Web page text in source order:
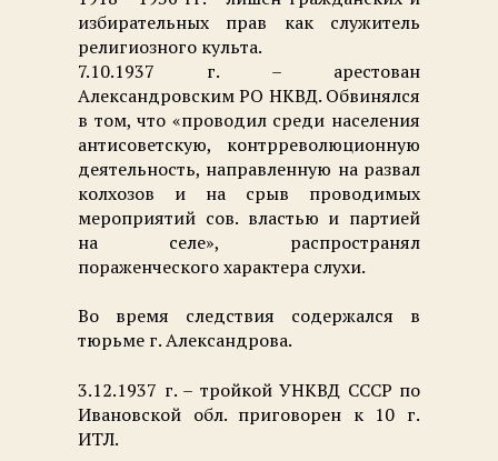
избирательных прав как служитель
религиозного культа.
7.10.1937 г. – арестован
Александровским РО НКВД. Обвинялся
в том, что «проводил среди населения
антисоветскую, контрреволюционную
деятельность, направленную на развал
колхозов и на срыв проводимых
мероприятий сов. властью и партией
на селе», распространял
пораженческого характера слухи.
Во время следствия содержался в
тюрьме г. Александрова.
3.12.1937 г. – тройкой УНКВД СССР по
Ивановской обл. приговорен к 10 г.
ИТЛ.